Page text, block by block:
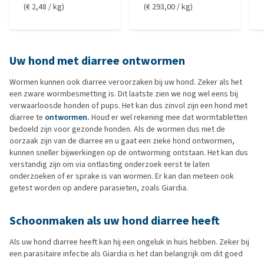
(€ 2,48 / kg)
(€ 293,00 / kg)
Uw hond met diarree ontwormen
Wormen kunnen ook diarree veroorzaken bij uw hond. Zeker als het
een zware wormbesmetting is. Dit laatste zien we nog wel eens bij
verwaarloosde honden of pups. Het kan dus zinvol zijn een hond met
diarree te ontwormen. Houd er wel rekening mee dat wormtabletten
bedoeld zijn voor gezonde honden. Als de wormen dus niet de
oorzaak zijn van de diarree en u gaat een zieke hond ontwormen,
kunnen sneller bijwerkingen op de ontworming ontstaan. Het kan dus
verstandig zijn om via ontlasting onderzoek eerst te laten
onderzoeken of er sprake is van wormen. Er kan dan meteen ook
getest worden op andere parasieten, zoals Giardia.
Schoonmaken als uw hond diarree heeft
Als uw hond diarree heeft kan hij een ongeluk in huis hebben. Zeker bij
een parasitaire infectie als Giardia is het dan belangrijk om dit goed